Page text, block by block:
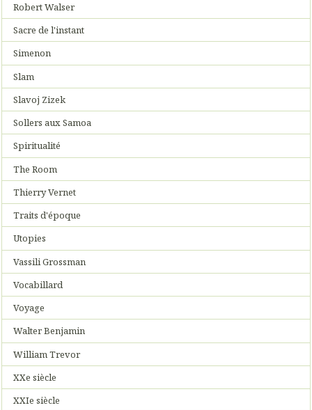
Robert Walser
Sacre de l'instant
Simenon
Slam
Slavoj Zizek
Sollers aux Samoa
Spiritualité
The Room
Thierry Vernet
Traits d'époque
Utopies
Vassili Grossman
Vocabillard
Voyage
Walter Benjamin
William Trevor
XXe siècle
XXIe siècle